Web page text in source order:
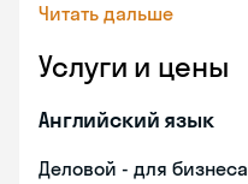
Читать дальше
Услуги и цены
Английский язык
Деловой - для бизнеса